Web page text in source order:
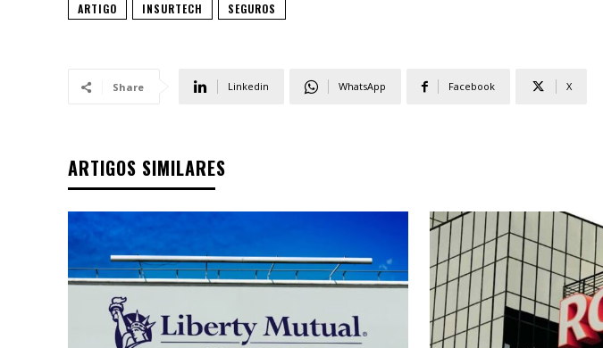
ARTIGO INSURTECH SEGUROS
Share Linkedin WhatsApp Facebook X
ARTIGOS SIMILARES